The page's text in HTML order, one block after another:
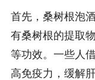
首先，桑树根泡
有桑树根的提取
等功效。一些人
高免疫力，缓解